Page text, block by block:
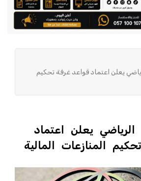
يعلن اعتماد قواعد غرفة تحكيم
الرياضي يعلن اعتماد
المنازعات المالية